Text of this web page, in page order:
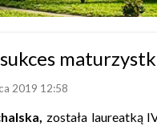
2019 12:58
została laureatką